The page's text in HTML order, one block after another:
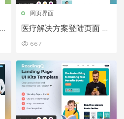
网页界面
医疗解决方案登陆页面 UI
667